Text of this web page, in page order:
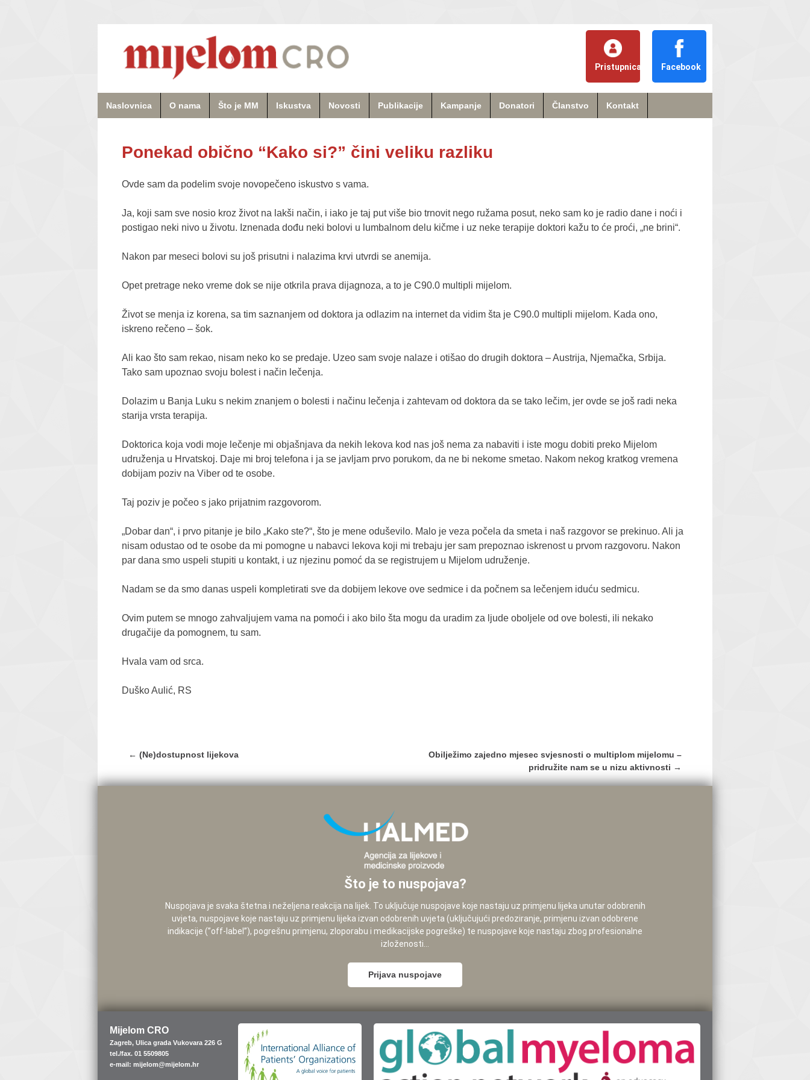
Pristupnica Facebook
Naslovnica O nama Što je MM Iskustva Novosti Publikacije Kampanje Donatori Članstvo Kontakt
Ponekad obično “Kako si?” čini veliku razliku
Ovde sam da podelim svoje novopečeno iskustvo s vama.
Ja, koji sam sve nosio kroz život na lakši način, i iako je taj put više bio trnovit nego ružama posut, neko sam ko je radio dane i noći i
postigao neki nivo u životu. Iznenada dođu neki bolovi u lumbalnom delu kičme i uz neke terapije doktori kažu to će proći, „ne brini“.
Nakon par meseci bolovi su još prisutni i nalazima krvi utvrdi se anemija.
Opet pretrage neko vreme dok se nije otkrila prava dijagnoza, a to je C90.0 multipli mijelom.
Život se menja iz korena, sa tim saznanjem od doktora ja odlazim na internet da vidim šta je C90.0 multipli mijelom. Kada ono,
iskreno rečeno – šok.
Ali kao što sam rekao, nisam neko ko se predaje. Uzeo sam svoje nalaze i otišao do drugih doktora – Austrija, Njemačka, Srbija.
Tako sam upoznao svoju bolest i način lečenja.
Dolazim u Banja Luku s nekim znanjem o bolesti i načinu lečenja i zahtevam od doktora da se tako lečim, jer ovde se još radi neka
starija vrsta terapija.
Doktorica koja vodi moje lečenje mi objašnjava da nekih lekova kod nas još nema za nabaviti i iste mogu dobiti preko Mijelom
udruženja u Hrvatskoj. Daje mi broj telefona i ja se javljam prvo porukom, da ne bi nekome smetao. Nakom nekog kratkog vremena
dobijam poziv na Viber od te osobe.
Taj poziv je počeo s jako prijatnim razgovorom.
„Dobar dan“, i prvo pitanje je bilo „Kako ste?“, što je mene oduševilo. Malo je veza počela da smeta i naš razgovor se prekinuo. Ali ja
nisam odustao od te osobe da mi pomogne u nabavci lekova koji mi trebaju jer sam prepoznao iskrenost u prvom razgovoru. Nakon
par dana smo uspeli stupiti u kontakt, i uz njezinu pomoć da se registrujem u Mijelom udruženje.
Nadam se da smo danas uspeli kompletirati sve da dobijem lekove ove sedmice i da počnem sa lečenjem iduću sedmicu.
Ovim putem se mnogo zahvaljujem vama na pomoći i ako bilo šta mogu da uradim za ljude oboljele od ove bolesti, ili nekako
drugačije da pomognem, tu sam.
Hvala vam od srca.
Duško Aulić, RS
Post
← (Ne)dostupnost lijekova
Obilježimo zajedno mjesec svjesnosti o multiplom mijelomu –
pridružite nam se u nizu aktivnosti →
Što je to nuspojava?
Nuspojava je svaka štetna i neželjena reakcija na lijek. To uključuje nuspojave koje nastaju uz primjenu lijeka unutar odobrenih
uvjeta, nuspojave koje nastaju uz primjenu lijeka izvan odobrenih uvjeta (uključujući predoziranje, primjenu izvan odobrene
indikacije (”off-label”), pogrešnu primjenu, zloporabu i medikacijske pogreške) te nuspojave koje nastaju zbog profesionalne
izloženosti...
Prijava nuspojave
Mijelom CRO
Zagreb, Ulica grada Vukovara 226 G
tel./fax. 01 5509805
e-mail: mijelom@mijelom.hr